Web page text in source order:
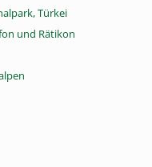
Türkei
und Rätikon